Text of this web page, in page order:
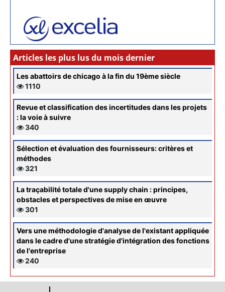
Articles les plus lus du mois dernier
Les abattoirs de chicago à la fin du 19ème siècle
1110
Revue et classification des incertitudes dans les projets
: la voie à suivre
340
Sélection et évaluation des fournisseurs: critères et
méthodes
321
La traçabilité totale d'une supply chain : principes,
obstacles et perspectives de mise en œuvre
301
Vers une méthodologie d'analyse de l'existant appliquée
dans le cadre d'une stratégie d'intégration des fonctions
de l'entreprise
240